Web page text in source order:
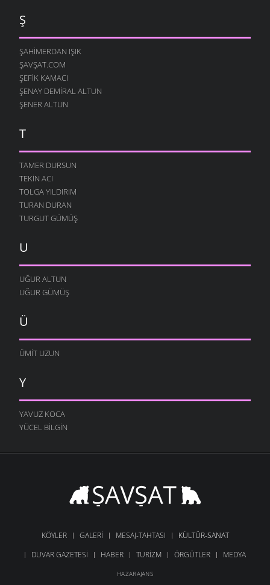
Ş
ŞAHIMERDAN IŞIK
ŞAVŞAT.COM
ŞEFIK KAMACI
ŞENAY DEMIRAL ALTUN
ŞENER ALTUN
T
TAMER DURSUN
TEKIN ACI
TOLGA YILDIRIM
TURAN DURAN
TURGUT GÜMÜŞ
U
UĞUR ALTUN
UĞUR GÜMÜŞ
Ü
ÜMIT UZUN
Y
YAVUZ KOCA
YÜCEL BILGIN
KÖYLER GALERI MESAJ-TAHTASI
KÜLTÜR-SANAT
DUVAR GAZETESI
HABER TURIZM ÖRGÜTLER MEDYA
HAZARAJANS